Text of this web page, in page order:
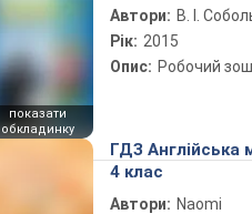
показати
обкладинку
Автори: В. І.
Рік: 2015
Опис: Робочий
ГДЗ Англійська
4 клас
Автори: Naomi